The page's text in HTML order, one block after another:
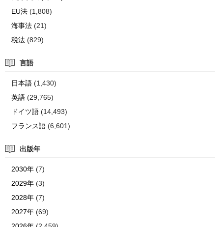
EU法(1,808)
海事法(21)
税法(829)
言語
日本語(1,430)
英語(29,765)
ドイツ語(14,493)
フランス語(6,601)
出版年
2030年(7)
2029年(3)
2028年(7)
2027年(69)